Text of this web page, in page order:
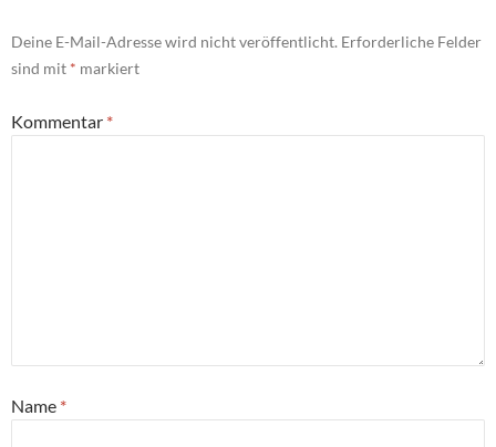
Deine E-Mail-Adresse wird nicht veröffentlicht. Erforderliche Felder
sind mit * markiert
Kommentar *
Name *